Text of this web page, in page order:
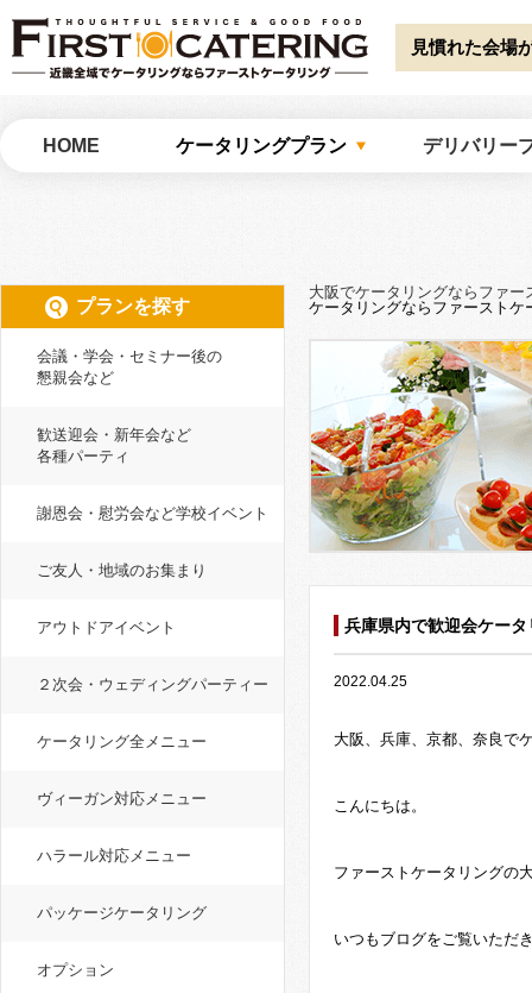
Warning : Undefined array key "HTTP_ACCEPT_LANGUAGE" in/home/
catering/common/meta.php on line51 見慣れた会場
HOME ケータリングプラン デリバリー
大阪でケータリングならファー
ケータリングならファーストケ
兵庫県内で歓迎会ケー
2022.04.25
大阪、兵庫、京都、奈良で
こんにちは。
ファーストケータリングの
いつもブログをご覧いただ
プランを探す
会議・学会・セミナー後の
懇親会など
歓送迎会・新年会など
各種パーティ
謝恩会・慰労会など学校イベント
ご友人・地域のお集まり
アウトドアイベント
２次会・ウェディングパーティー
ケータリング全メニュー
ヴィーガン対応メニュー
ハラール対応メニュー
パッケージケータリング
オプション